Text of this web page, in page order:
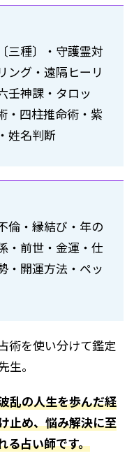
三種〕・守護霊対
ング・遠隔ヒーリ
壬神課・タロッ
・四柱推命術・紫
姓名判断
倫・縁結び・年の
・前世・金運・仕
・開運方法・ペッ
術を使い分けて鑑定
生。
乱の人生を歩んだ経
止め、悩み解決に至
る占い師です。